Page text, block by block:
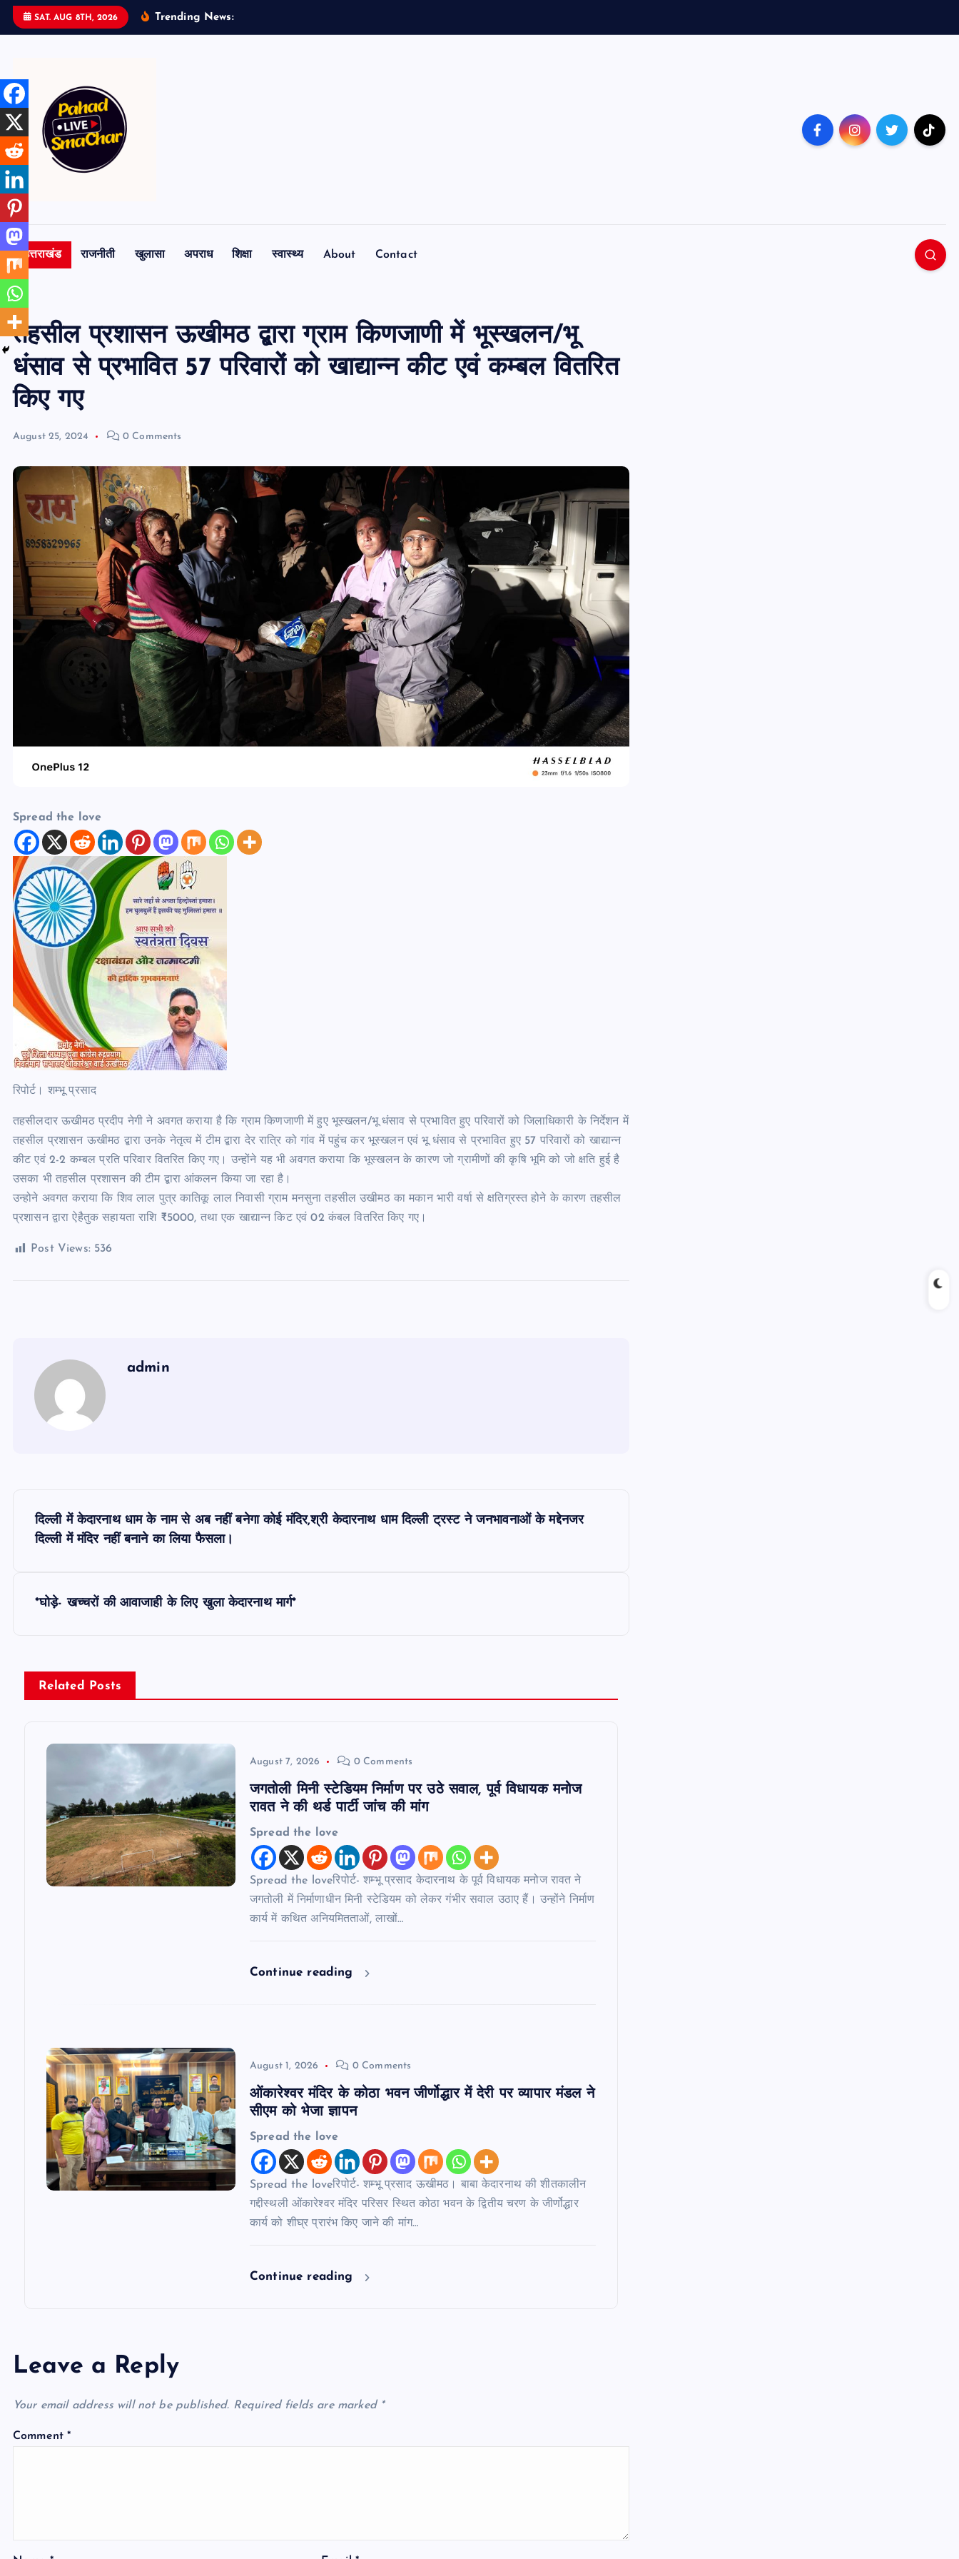
n
n
SAT. AUG 8TH, 2026 Trending News:
उत्तराखंड राजनीती खुलासा अपराध शिक्षा स्वास्थ्य About Contact
तहसील प्रशासन ऊखीमठ द्बारा ग्राम किणजाणी में भूस्खलन/भू
धंसाव से प्रभावित 57 परिवारों को खाद्यान्न कीट एवं कम्बल वितरित
किए गए
August 25, 2024 0 Comments
Spread the love
रिपोर्ट। शम्भू प्रसाद
तहसीलदार ऊखीमठ प्रदीप नेगी ने अवगत कराया है कि ग्राम किणजाणी में हुए भूस्खलन/भू धंसाव से प्रभावित हुए परिवारों को जिलाधिकारी के निर्देशन में
तहसील प्रशासन ऊखीमठ द्बारा उनके नेतृत्व में टीम द्बारा देर रात्रि को गांव में पहुंच कर भूस्खलन एवं भू धंसाव से प्रभावित हुए 57 परिवारों को खाद्यान्न
कीट एवं 2-2 कम्बल प्रति परिवार वितरित किए गए। उन्होंने यह भी अवगत कराया कि भूस्खलन के कारण जो ग्रामीणों की कृषि भूमि को जो क्षति हुई है
उसका भी तहसील प्रशासन की टीम द्बारा आंकलन किया जा रहा है।
उन्होने अवगत कराया कि शिव लाल पुत्र कातिकू लाल निवासी ग्राम मनसुना तहसील उखीमठ का मकान भारी वर्षा से क्षतिग्रस्त होने के कारण तहसील
प्रशासन द्वारा ऐहैतुक सहायता राशि ₹5000, तथा एक खाद्यान्न किट एवं 02 कंबल वितरित किए गए।
Post Views: 536
admin
n
a
दिल्ली में केदारनाथ धाम के नाम से अब नहीं बनेगा कोई मंदिर,श्री केदारनाथ धाम दिल्ली ट्रस्ट ने जनभावनाओं के मद्देनजर
दिल्ली में मंदिर नहीं बनाने का लिया फैसला।
*घोड़े- खच्चरों की आवाजाही के लिए खुला केदारनाथ मार्ग*
Related Posts
August 7, 2026 0 Comments
जगतोली मिनी स्टेडियम निर्माण पर उठे सवाल, पूर्व विधायक मनोज
रावत ने की थर्ड पार्टी जांच की मांग
Spread the love
Spread the loveरिपोर्ट- शम्भू प्रसाद केदारनाथ के पूर्व विधायक मनोज रावत ने
जगतोली में निर्माणाधीन मिनी स्टेडियम को लेकर गंभीर सवाल उठाए हैं। उन्होंने निर्माण
कार्य में कथित अनियमितताओं, लाखों…
Continue reading
August 1, 2026 0 Comments
ओंकारेश्वर मंदिर के कोठा भवन जीर्णोद्धार में देरी पर व्यापार मंडल ने
सीएम को भेजा ज्ञापन
Spread the love
Spread the loveरिपोर्ट- शम्भू प्रसाद ऊखीमठ। बाबा केदारनाथ की शीतकालीन
गद्दीस्थली ओंकारेश्वर मंदिर परिसर स्थित कोठा भवन के द्वितीय चरण के जीर्णोद्धार
कार्य को शीघ्र प्रारंभ किए जाने की मांग…
Continue reading
Leave a Reply
Your email address will not be published. Required fields are marked *
Comment*